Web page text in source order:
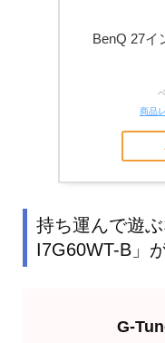
BenQ 27イ
商品
持ち運んで遊
I7G60WT-B」
G-